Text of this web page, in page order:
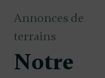
Annonces de
terrains
Notre